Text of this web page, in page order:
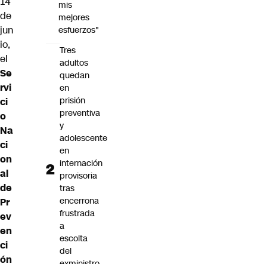
de
jun
io,
el
Se
rvi
ci
o
Na
ci
on
al
de
Pr
ev
en
ci
ón
mis
mejores
esfuerzos"
Tres
adultos
quedan
en
prisión
preventiva
y
adolescente
en
internación
provisoria
tras
encerrona
frustrada
a
escolta
del